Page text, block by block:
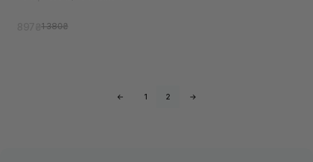
1 380₴
← 1 2 →